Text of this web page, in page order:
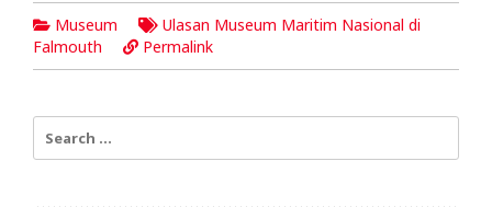
Museum
Ulasan Museum Maritim Nasional di
Falmouth
Permalink
Search
for: